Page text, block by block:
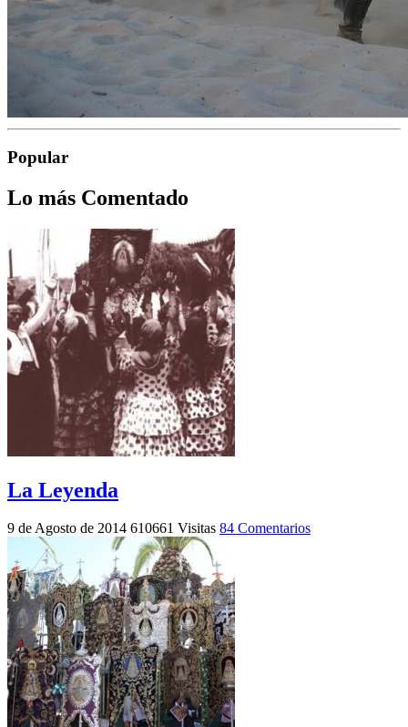
Popular
Lo más Comentado
La Leyenda
9 de Agosto de 2014 610661 Visitas 84 Comentarios